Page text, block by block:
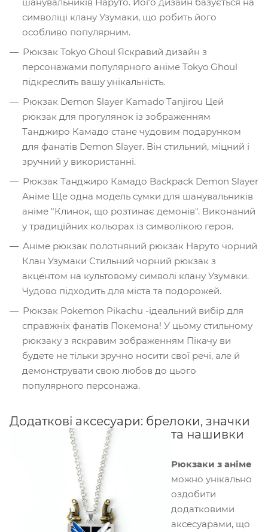
символіці клану Узумаки, що робить його
особливо популярним.
Рюкзак Tokyo Ghoul Яскравий дизайн з
персонажами популярного аніме Tokyo Ghoul
підкреслить вашу унікальність.
Рюкзак Demon Slayer Kamado Tanjirou Цей
рюкзак для прогулянок із зображенням
Танджиро Камадо стане чудовим подарунком
для фанатів Demon Slayer. Він стильний, міцний і
зручний у використанні.
Рюкзак Танджиро Камадо Backpack Demon Slayer
Аніме Ще одна модель сумки для шанувальників
аніме "Клинок, що розтинає демонів". Виконаний
у традиційних кольорах із символікою героя.
Аніме рюкзак полотняний рюкзак Наруто чорний
Клан Узумаки Стильний чорний рюкзак з
акцентом на культовому символі клану Узумаки.
Чудово підходить для міста та подорожей.
Рюкзак Pokemon Pikachu -ідеальний вибір для
справжніх фанатів Покемона! У цьому стильному
рюкзаку з яскравим зображенням Пікачу ви
будете не тільки зручно носити свої речі, але й
демонструвати свою любов до цього
популярного персонажа.
Додаткові аксесуари: брелоки, значки
та нашивки
Рюкзаки з аніме
можно унікально
оздобити
додатковими
аксесуарами, що